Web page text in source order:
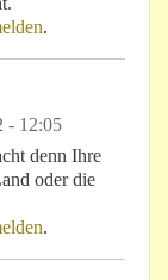
.
- 12:05
denn Ihre
oder die
.